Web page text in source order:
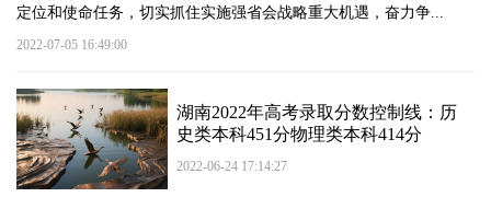
定位和使命任务，切实抓住实施强省会战略重大机遇，奋力争...
2022-07-05 16:49:00
湖南2022年高考录取分数控制线：历
史类本科451分物理类本科414分
2022-06-24 17:14:27